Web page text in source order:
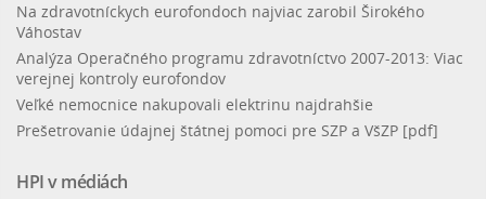
Na zdravotníckych eurofondoch najviac zarobil Širokého
Váhostav
Analýza Operačného programu zdravotníctvo 2007-2013: Viac
verejnej kontroly eurofondov
Veľké nemocnice nakupovali elektrinu najdrahšie
Prešetrovanie údajnej štátnej pomoci pre SZP a VšZP [pdf]
HPI v médiách